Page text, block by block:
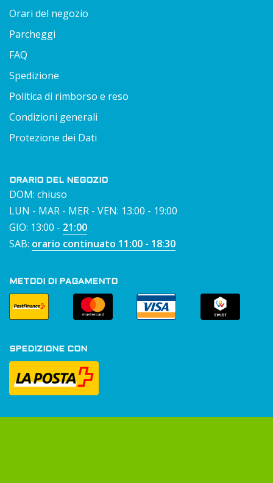
Orari del negozio
Parcheggi
FAQ
Spedizione
Politica di rimborso e reso
Condizioni generali
Protezione dei Dati
ORARIO DEL NEGOZIO
DOM: chiuso
LUN - MAR - MER - VEN: 13:00 - 19:00
GIO: 13:00 - 21:00
SAB: orario continuato 11:00 - 18:30
METODI DI PAGAMENTO
SPEDIZIONE CON